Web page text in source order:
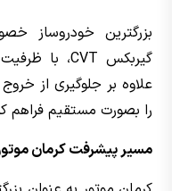
بزرگترین خودروساز
را بصورت مستقیم فراهم
مسیر پیشرفت کرمان موتور در سال